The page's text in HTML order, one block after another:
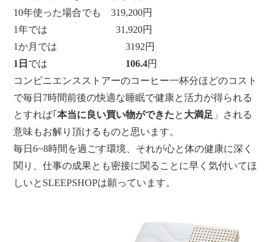
10年使った場合でも 319,200円
1年では 31,920円
1か月では 3192円
1日 では 106.4円
コンビニエンスストアーのコーヒー一杯分ほどのコスト
で毎日7時間前後の快適な睡眠で健康と活力が得られる
とすれば｢ 本当に良い買い物ができたと 大満足 」される
意味もお解り頂けるものと思います。
毎日6~8時間を過ごす環境、それが心と体の健康に深く
関り、仕事の成果とも密接に関ることに早く気付いてほ
しいとSLEEPSHOPは願っています。